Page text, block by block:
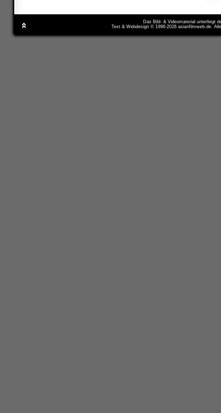
Das Bild- & Videomaterial unterliegt
Text & Webdesign © 1996-2026 asianfilmweb.de.